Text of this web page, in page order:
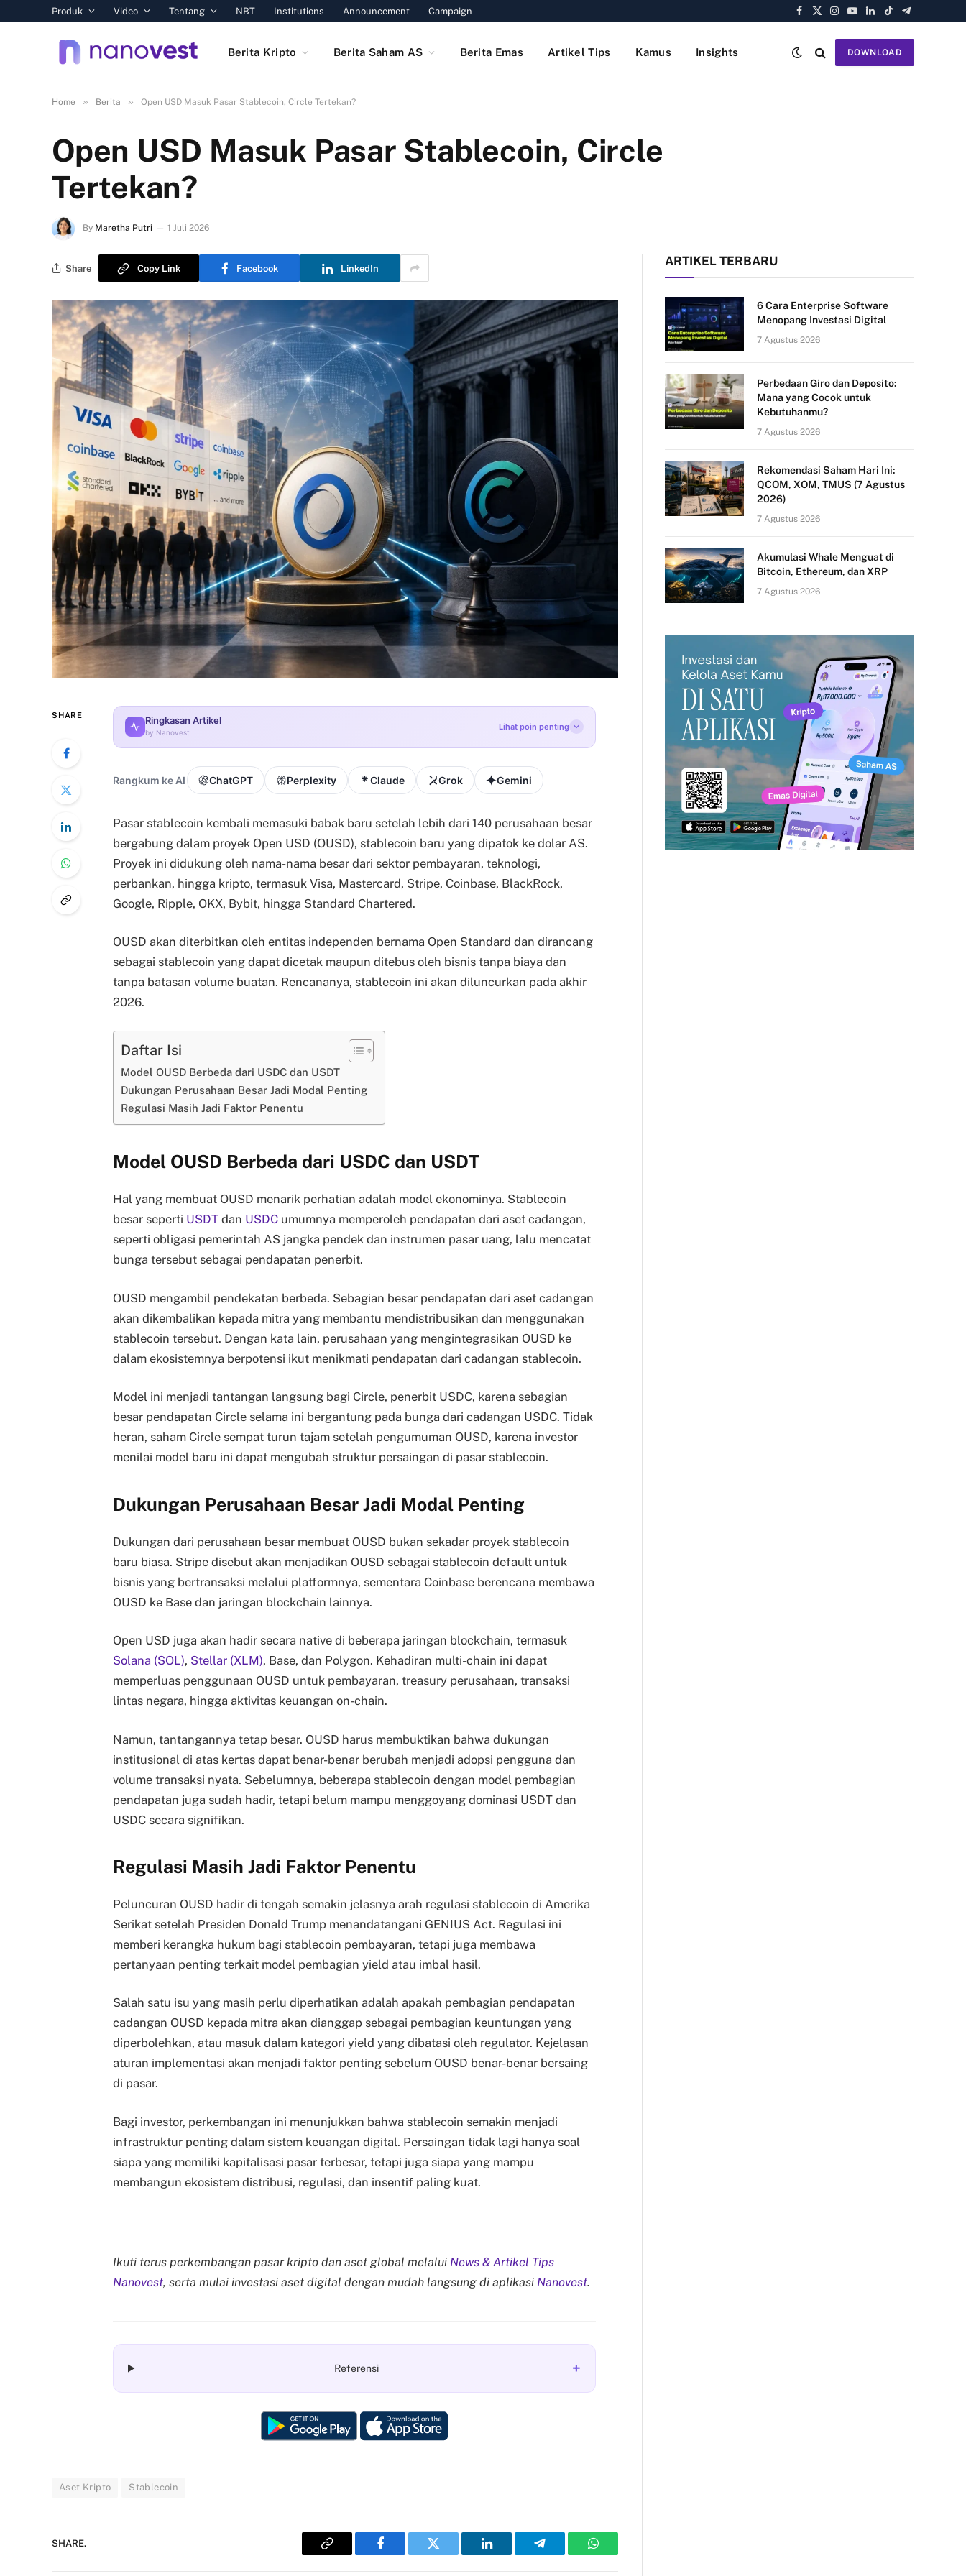
Produk Video Tentang NBT Institutions Announcement Campaign
Facebook
X
Instagram
YouTube
LinkedIn
TikTokTelegram
Berita Kripto Berita Saham AS Berita Emas Artikel Tips Kamus Insights DOWNLOAD
Home » Berita » Open USD Masuk Pasar Stablecoin, Circle Tertekan?
Open USD Masuk Pasar Stablecoin, Circle
Tertekan?
By Maretha Putri 1 Juli 2026
Share Copy Link Facebook LinkedIn
SHARE Ringkasan Artikel
by Nanovest
Lihat poin penting
Rangkum ke AI ChatGPT Perplexity Claude Grok Gemini
Pasar stablecoin kembali memasuki babak baru setelah lebih dari 140 perusahaan besar
bergabung dalam proyek Open USD (OUSD), stablecoin baru yang dipatok ke dolar AS.
Proyek ini didukung oleh nama-nama besar dari sektor pembayaran, teknologi,
perbankan, hingga kripto, termasuk Visa, Mastercard, Stripe, Coinbase, BlackRock,
Google, Ripple, OKX, Bybit, hingga Standard Chartered.
OUSD akan diterbitkan oleh entitas independen bernama Open Standard dan dirancang
sebagai stablecoin yang dapat dicetak maupun ditebus oleh bisnis tanpa biaya dan
tanpa batasan volume buatan. Rencananya, stablecoin ini akan diluncurkan pada akhir
2026.
Daftar Isi
Model OUSD Berbeda dari USDC dan USDT
Dukungan Perusahaan Besar Jadi Modal Penting
Regulasi Masih Jadi Faktor Penentu
Model OUSD Berbeda dari USDC dan USDT
Hal yang membuat OUSD menarik perhatian adalah model ekonominya. Stablecoin
besar seperti USDT dan USDC umumnya memperoleh pendapatan dari aset cadangan,
seperti obligasi pemerintah AS jangka pendek dan instrumen pasar uang, lalu mencatat
bunga tersebut sebagai pendapatan penerbit.
OUSD mengambil pendekatan berbeda. Sebagian besar pendapatan dari aset cadangan
akan dikembalikan kepada mitra yang membantu mendistribusikan dan menggunakan
stablecoin tersebut. Dengan kata lain, perusahaan yang mengintegrasikan OUSD ke
dalam ekosistemnya berpotensi ikut menikmati pendapatan dari cadangan stablecoin.
Model ini menjadi tantangan langsung bagi Circle, penerbit USDC, karena sebagian
besar pendapatan Circle selama ini bergantung pada bunga dari cadangan USDC. Tidak
heran, saham Circle sempat turun tajam setelah pengumuman OUSD, karena investor
menilai model baru ini dapat mengubah struktur persaingan di pasar stablecoin.
Dukungan Perusahaan Besar Jadi Modal Penting
Dukungan dari perusahaan besar membuat OUSD bukan sekadar proyek stablecoin
baru biasa. Stripe disebut akan menjadikan OUSD sebagai stablecoin default untuk
bisnis yang bertransaksi melalui platformnya, sementara Coinbase berencana membawa
OUSD ke Base dan jaringan blockchain lainnya.
Open USD juga akan hadir secara native di beberapa jaringan blockchain, termasuk
Solana (SOL), Stellar (XLM), Base, dan Polygon. Kehadiran multi-chain ini dapat
memperluas penggunaan OUSD untuk pembayaran, treasury perusahaan, transaksi
lintas negara, hingga aktivitas keuangan on-chain.
Namun, tantangannya tetap besar. OUSD harus membuktikan bahwa dukungan
institusional di atas kertas dapat benar-benar berubah menjadi adopsi pengguna dan
volume transaksi nyata. Sebelumnya, beberapa stablecoin dengan model pembagian
pendapatan juga sudah hadir, tetapi belum mampu menggoyang dominasi USDT dan
USDC secara signifikan.
Regulasi Masih Jadi Faktor Penentu
Peluncuran OUSD hadir di tengah semakin jelasnya arah regulasi stablecoin di Amerika
Serikat setelah Presiden Donald Trump menandatangani GENIUS Act. Regulasi ini
memberi kerangka hukum bagi stablecoin pembayaran, tetapi juga membawa
pertanyaan penting terkait model pembagian yield atau imbal hasil.
Salah satu isu yang masih perlu diperhatikan adalah apakah pembagian pendapatan
cadangan OUSD kepada mitra akan dianggap sebagai pembagian keuntungan yang
diperbolehkan, atau masuk dalam kategori yield yang dibatasi oleh regulator. Kejelasan
aturan implementasi akan menjadi faktor penting sebelum OUSD benar-benar bersaing
di pasar.
Bagi investor, perkembangan ini menunjukkan bahwa stablecoin semakin menjadi
infrastruktur penting dalam sistem keuangan digital. Persaingan tidak lagi hanya soal
siapa yang memiliki kapitalisasi pasar terbesar, tetapi juga siapa yang mampu
membangun ekosistem distribusi, regulasi, dan insentif paling kuat.
Ikuti terus perkembangan pasar kripto dan aset global melalui News & Artikel Tips
Nanovest, serta mulai investasi aset digital dengan mudah langsung di aplikasi Nanovest.
Referensi +
Aset Kripto Stablecoin
SHARE.
Copy
Facebook Twitter LinkedIn Telegram WhatsApp
ARTIKEL TERBARU
6 Cara Enterprise Software
Menopang Investasi Digital
7 Agustus 2026
Perbedaan Giro dan Deposito:
Mana yang Cocok untuk
Kebutuhanmu?
7 Agustus 2026
Rekomendasi Saham Hari Ini:
QCOM, XOM, TMUS (7 Agustus
2026)
7 Agustus 2026
Akumulasi Whale Menguat di
Bitcoin, Ethereum, dan XRP
7 Agustus 2026